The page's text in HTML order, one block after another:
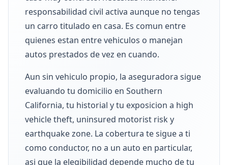
responsabilidad civil activa aunque no tengas
un carro titulado en casa. Es comun entre
quienes estan entre vehiculos o manejan
autos prestados de vez en cuando.
Aun sin vehiculo propio, la aseguradora sigue
evaluando tu domicilio en Southern
California, tu historial y tu exposicion a high
vehicle theft, uninsured motorist risk y
earthquake zone. La cobertura te sigue a ti
como conductor, no a un auto en particular,
asi que la elegibilidad depende mucho de tu